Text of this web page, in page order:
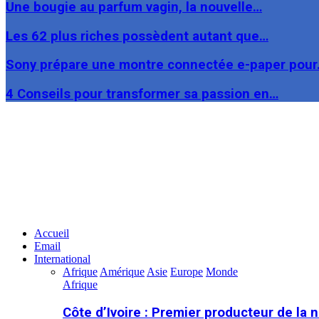
Une bougie au parfum vagin, la nouvelle…
Les 62 plus riches possèdent autant que…
Sony prépare une montre connectée e-paper
4 Conseils pour transformer sa passion en…
Accueil
Email
International
Afrique Amérique Asie Europe Monde
Afrique
Côte d’Ivoire : Premier producteur de la